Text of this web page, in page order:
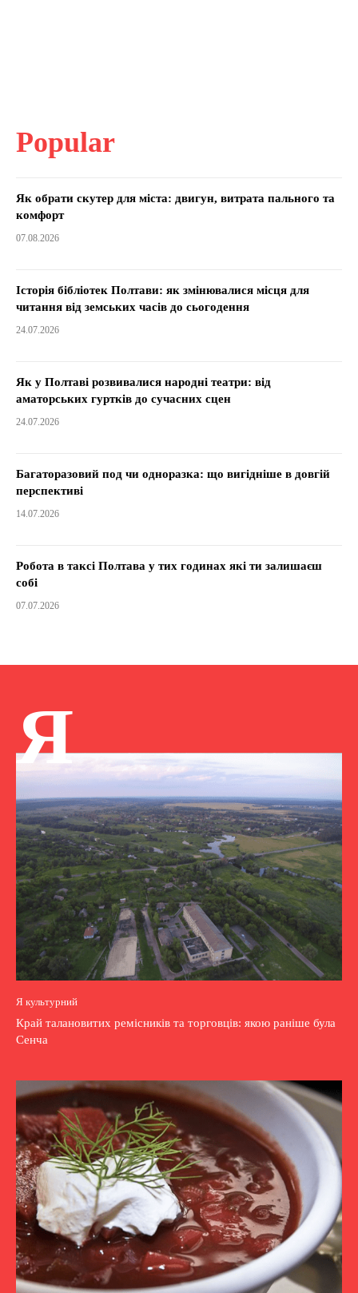
Popular
Як обрати скутер для міста: двигун, витрата пального та
комфорт
07.08.2026
Історія бібліотек Полтави: як змінювалися місця для
читання від земських часів до сьогодення
24.07.2026
Як у Полтаві розвивалися народні театри: від
аматорських гуртків до сучасних сцен
24.07.2026
Багаторазовий под чи одноразка: що вигідніше в довгій
перспективі
14.07.2026
Робота в таксі Полтава у тих годинах які ти залишаєш
собі
07.07.2026
Я
Я культурний
Край талановитих ремісників та торговців: якою раніше була
Сенча